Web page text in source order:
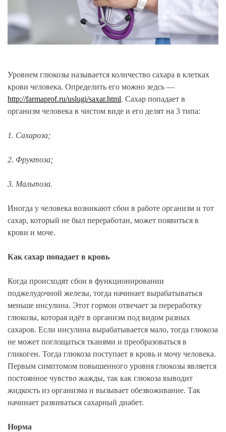
Уровнем глюкозы называется количество сахара в клетках
крови человека. Определить его можно зедсь —
http://farmaprof.ru/uslugi/saxar.html. Сахар попадает в
организм человека в чистом виде и его делят на 3 типа:
1. Сахароза;
2. Фруктоза;
3. Мальтоза.
Иногда у человека возникают сбои в работе организм и тот
сахар, который не был переработан, может появиться в
крови и моче.
Как сахар попадает в кровь
Когда происходят сбои в функционировании
поджелудочной железы, тогда начинает вырабатываться
меньше инсулина. Этот гормон отвечает за переработку
глюкозы, которая идёт в организм под видом разных
сахаров. Если инсулина вырабатывается мало, тогда глюкоза
не может поглощаться тканями и преобразоваться в
гликоген. Тогда глюкоза поступает в кровь и мочу человека.
Первым симптомом повышенного уровня глюкозы является
постоянное чувство жажды, так как глюкоза выводит
жидкость из организма и вызывает обезвоживание. Так
начинает развиваться сахарный диабет.
Норма